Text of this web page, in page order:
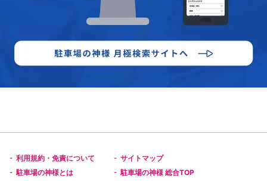
- 利用規約・免責について - サイトマップ
- 駐車場の神様とは - 駐車場の神様 総合TOP